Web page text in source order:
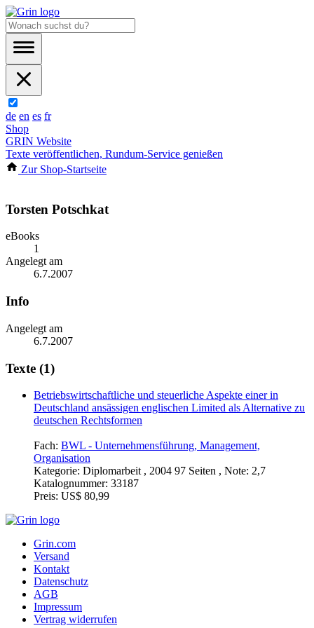
de en es fr
Shop
GRIN Website
Texte veröffentlichen, Rundum-Service genießen
Zur Shop-Startseite
Torsten Potschkat
eBooks
1
Angelegt am
6.7.2007
Info
Angelegt am
6.7.2007
Texte (1)
Betriebswirtschaftliche und steuerliche Aspekte einer in
Deutschland ansässigen englischen Limited als Alternative zu
deutschen Rechtsformen
Fach: BWL - Unternehmensführung, Management,
Organisation
Kategorie: Diplomarbeit , 2004 97 Seiten , Note: 2,7
Katalognummer: 33187
Preis: US$ 80,99
Grin.com
Versand
Kontakt
Datenschutz
AGB
Impressum
Vertrag widerrufen